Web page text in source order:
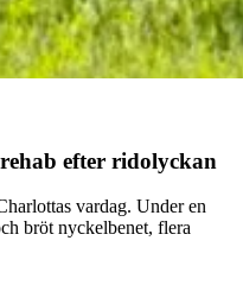
efter ridolyckan
vardag. Under en
bröt nyckelbenet, flera